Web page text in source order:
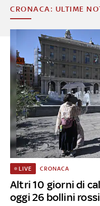
CRONACA: ULTIME
Altri 10 giorni di
oggi 26 bollini
LIVE CRONACA